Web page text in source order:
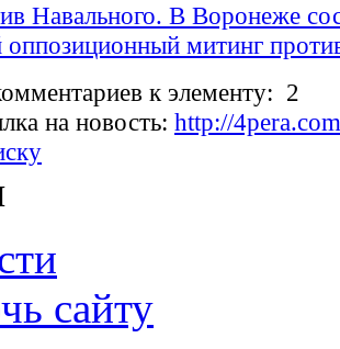
Навального. В Воронеже
оппозиционный митинг
к элементу: 2
на новость: http://
сайту